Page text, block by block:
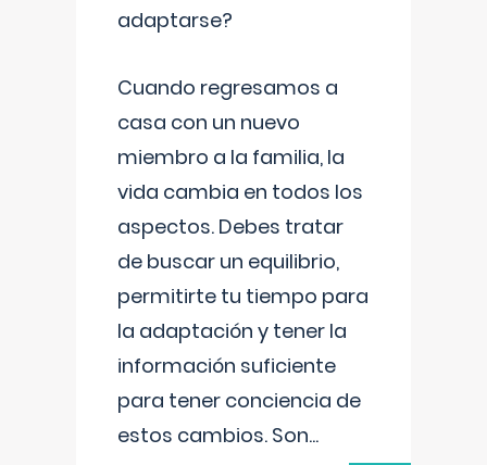
adaptarse?
Cuando regresamos a
casa con un nuevo
miembro a la familia, la
vida cambia en todos los
aspectos. Debes tratar
de buscar un equilibrio,
permitirte tu tiempo para
la adaptación y tener la
información suficiente
para tener conciencia de
estos cambios. Son...